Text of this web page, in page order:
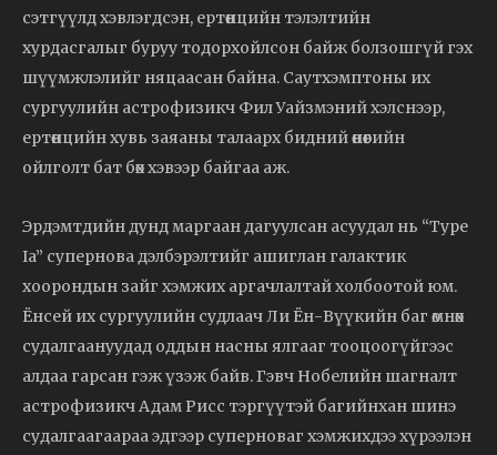
сэтгүүлд хэвлэгдсэн, ертөнцийн тэлэлтийн
хурдасгалыг буруу тодорхойлсон байж болзошгүй гэх
шүүмжлэлийг няцаасан байна. Саутхэмптоны их
сургуулийн астрофизикч Фил Уайзмэний хэлснээр,
ертөнцийн хувь заяаны талаарх бидний өнөөгийн
ойлголт бат бөх хэвээр байгаа аж.
Эрдэмтдийн дунд маргаан дагуулсан асуудал нь “Type
Ia” супернова дэлбэрэлтийг ашиглан галактик
хоорондын зайг хэмжих аргачлалтай холбоотой юм.
Ёнсей их сургуулийн судлаач Ли Ён-Вүүкийн баг өмнөх
судалгаануудад оддын насны ялгааг тооцоогүйгээс
алдаа гарсан гэж үзэж байв. Гэвч Нобелийн шагналт
астрофизикч Адам Рисс тэргүүтэй багийнхан шинэ
судалгаагаараа эдгээр суперноваг хэмжихдээ хүрээлэн